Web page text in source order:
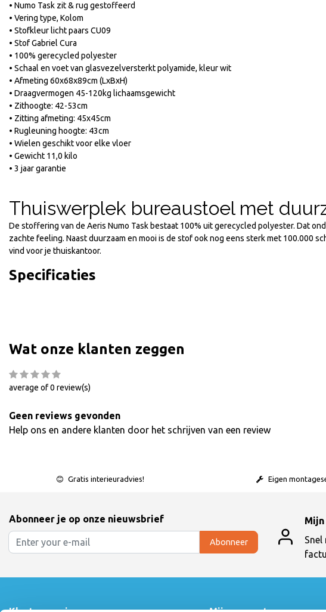
• Numo Task zit & rug gestoffeerd
• Vering type, Kolom
• Stofkleur licht paars CU09
• Stof Gabriel Cura
• 100% gerecycled polyester
• Schaal en voet van glasvezelversterkt polyamide, kleur wit
• Afmeting 60x68x89cm (LxBxH)
• Draagvermogen 45-120kg lichaamsgewicht
• Zithoogte: 42-53cm
• Zitting afmeting: 45x45cm
• Rugleuning hoogte: 43cm
• Wielen geschikt voor elke vloer
• Gewicht 11,0 kilo
• 3 jaar garantie
Thuiswerplek bureaustoel met
De stoffering van de Aeris Numo Task bestaat 100% uit gerecycled polyester. Dat
zachte feeling. Naast duurzaam en mooi is de stof ook nog eens sterk met 100.000
vind voor je thuiskantoor.
Specificaties
Wat onze klanten zeggen
average of 0 review(s)
Geen reviews gevonden
Help ons en andere klanten door het schrijven van een review
Gratis interieuradvies! Eigen
Abonneer je op onze nieuwsbrief
Abonneer